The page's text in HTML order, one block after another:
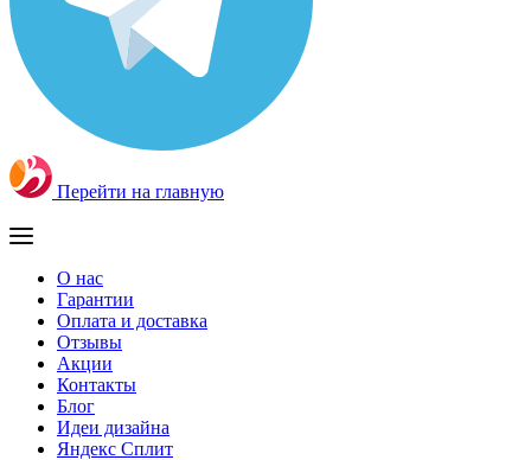
Перейти на главную
О нас
Гарантии
Оплата и доставка
Отзывы
Акции
Контакты
Блог
Идеи дизайна
Яндекс Сплит